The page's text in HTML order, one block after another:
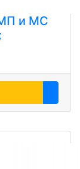
и МС